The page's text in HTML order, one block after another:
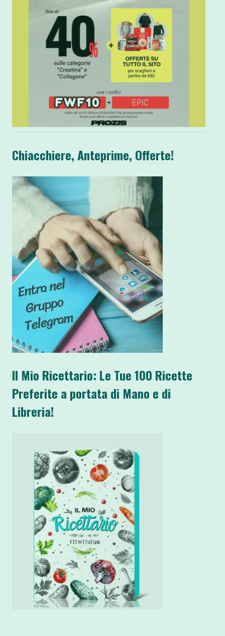
Chiacchiere, Anteprime, Offerte!
Il Mio Ricettario: Le Tue 100 Ricette
Preferite a portata di Mano e di
Libreria!